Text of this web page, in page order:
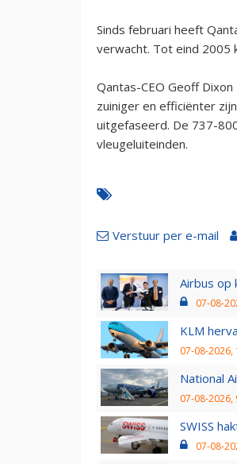
Sinds februari heeft
verwacht. Tot eind 2005
Qantas-CEO Geoff
zuiniger en efficiënter
uitgefaseerd. De 737-
vleugeluiteinden.
Verstuur per e-mail
Airbus op
07-08-
KLM
07-08-2026,
National
07-08-2026,
SWISS
07-08-